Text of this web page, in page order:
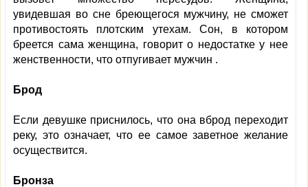
увидевшая во сне бреющегося мужчину, не сможет
противостоять плотским утехам. Сон, в котором
бреется сама женщина, говорит о недостатке у нее
женственности, что отпугивает мужчин .
Брод
Если девушке приснилось, что она вброд переходит
реку, это означает, что ее самое заветное желание
осуществится.
Бронза